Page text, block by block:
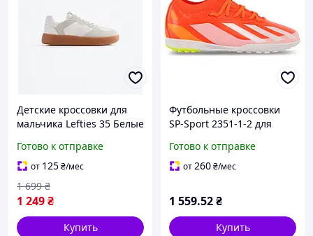
Детские кроссовки для
мальчика Lefties 35 Белые
Готово к отправке
от 125₴/мес
1 249₴
1 699 ₴
Купить
Футбольные кроссовки
SP-Sport 2351-1-2 для
оранжевый-белый
Готово к отправке
от260₴/мес
1 559.52₴
Купить